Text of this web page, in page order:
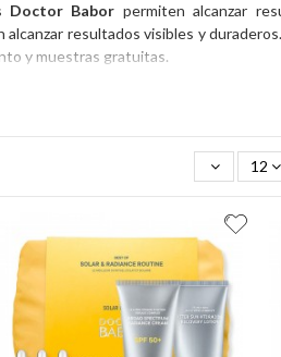
Doctor Babor permiten alcanzar
alcanzar resultados visibles y duraderos.
y muestras gratuitas.
12